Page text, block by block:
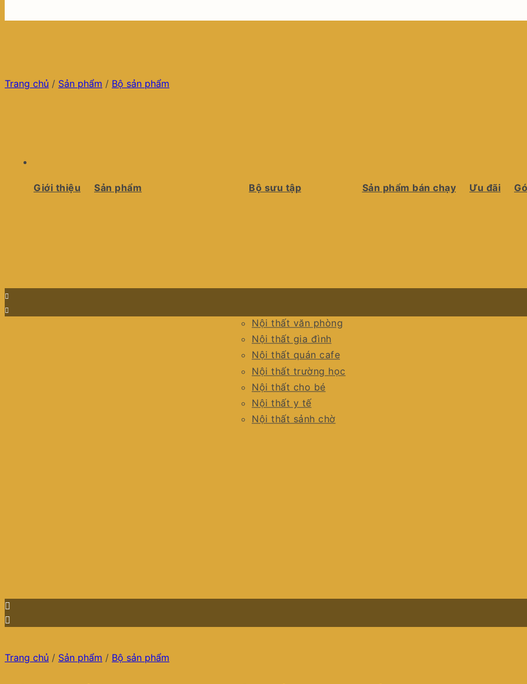
Giới thiệu Sản phẩm Bộ sưu tập
Nội thất văn phòng
Nội thất gia đình
Nội thất quán cafe
Nội thất trường học
Nội thất cho bé
Nội thất y tế
Nội thất sảnh chờ
Sản phẩm bán chạy Ưu đãi
Trang chủ / Sản phẩm / Bộ sản phẩm
Trang chủ / Sản phẩm / Bộ sản phẩm